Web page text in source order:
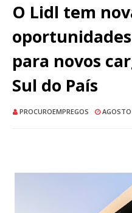
O Lidl tem
para novos
Sul do País
PROCUROEMPREGOS